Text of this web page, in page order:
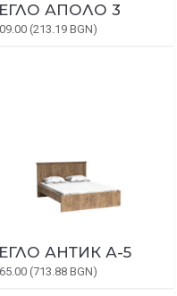
АПОЛО 3
(213.19 BGN)
АНТИК А-5
(713.88 BGN)